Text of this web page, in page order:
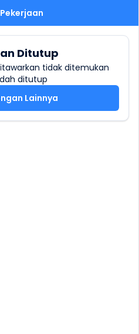
Ditutup
tidak ditemukan
ditutup
Lainnya